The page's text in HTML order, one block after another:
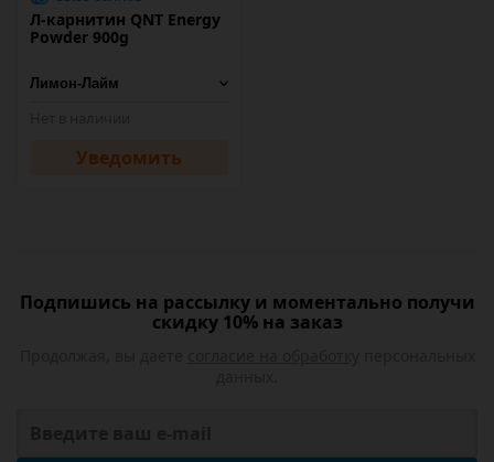
Л-карнитин QNT Energy
Powder 900g
Уведомить
Подпишись на рассылку и моментально получи
скидку 10% на заказ